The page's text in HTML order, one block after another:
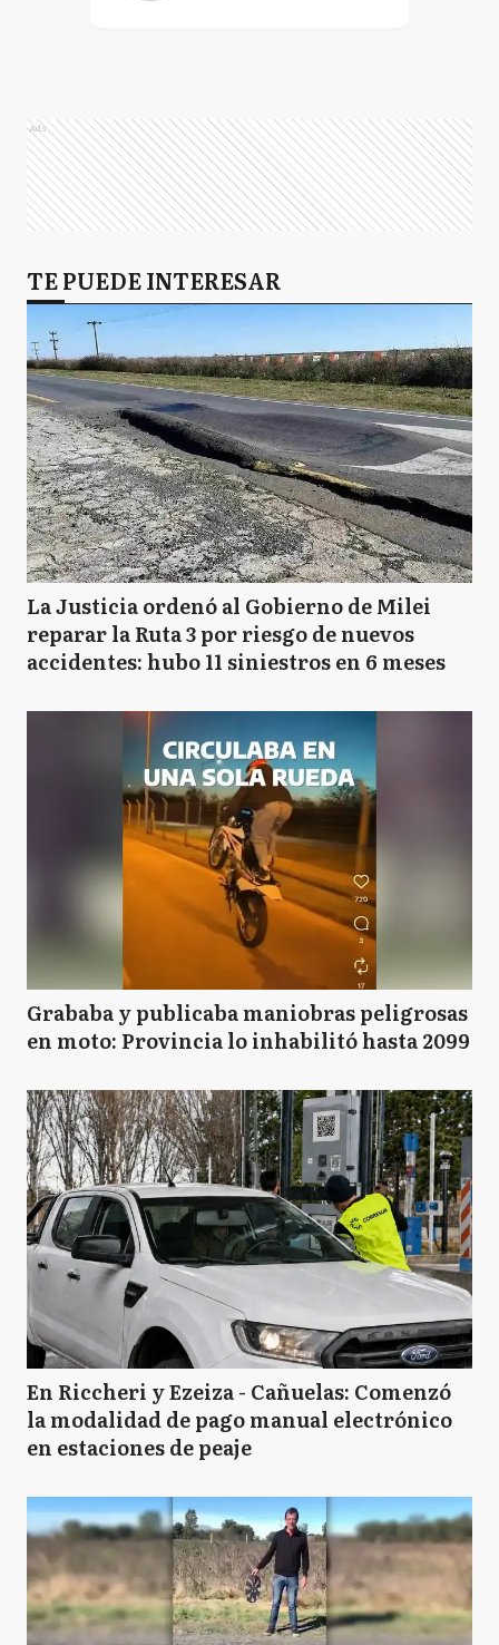
Ads
TE PUEDE INTERESAR
La Justicia ordenó al Gobierno de Milei
reparar la Ruta 3 por riesgo de nuevos
accidentes: hubo 11 siniestros en 6 meses
Grababa y publicaba maniobras peligrosas
en moto: Provincia lo inhabilitó hasta 2099
En Riccheri y Ezeiza - Cañuelas: Comenzó
la modalidad de pago manual electrónico
en estaciones de peaje